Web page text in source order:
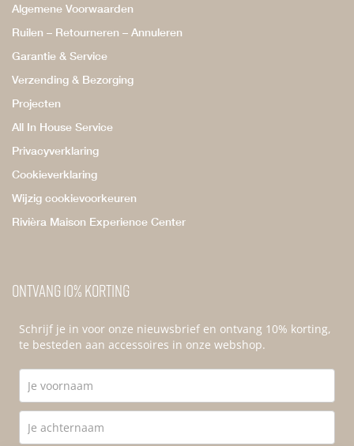
Algemene Voorwaarden
Ruilen – Retourneren – Annuleren
Garantie & Service
Verzending & Bezorging
Projecten
All In House Service
Privacyverklaring
Cookieverklaring
Wijzig cookievoorkeuren
Rivièra Maison Experience Center
Ontvang 10% korting
Schrijf je in voor onze nieuwsbrief en ontvang 10% korting,
te besteden aan accessoires in onze webshop.